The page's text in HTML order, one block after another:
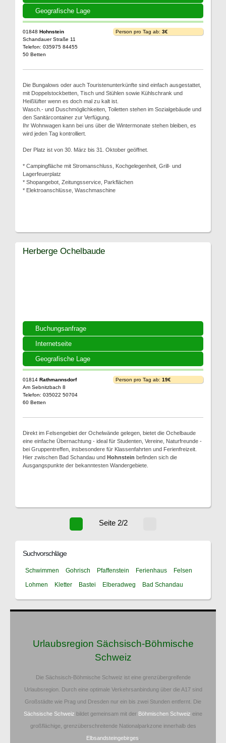
Geografische Lage
01848 Hohnstein
Schandauer Straße 11
Telefon: 035975 84455
50 Betten
Person pro Tag ab: 3€
Die Bungalows oder auch Touristenunterkünfte sind einfach ausgestattet,
mit Doppelstockbetten, Tisch und Stühlen sowie Kühlschrank und
Heißlüfter wenn es doch mal zu kalt ist.
Wasch.- und Duschmöglichkeiten, Toiletten stehen im Sozialgebäude und
den Sanitärcontainer zur Verfügung.
Ihr Wohnwagen kann bei uns über die Wintermonate stehen bleiben, es
wird jeden Tag kontrolliert.
Der Platz ist von 30. März bis 31. Oktober geöffnet.
* Campingfläche mit Stromanschluss, Kochgelegenheit, Grill- und
Lagerfeuerplatz
* Shopangebot, Zeitungsservice, Parkflächen
* Elektroanschlüsse, Waschmaschine
Buchungsanfrage
Internetseite
Geografische Lage
Herberge Ochelbaude
01814 Rathmannsdorf
Am Sebnitzbach 8
Telefon: 035022 50704
60 Betten
Person pro Tag ab: 19€
Direkt im Felsengebiet der Ochelwände gelegen, bietet die Ochelbaude
eine einfache Übernachtung - ideal für Studenten, Vereine, Naturfreunde -
bei Gruppentreffen, insbesondere für Klassenfahrten und Ferienfreizeit.
Hier zwischen Bad Schandau und Hohnstein befinden sich die
Ausgangspunkte der bekanntesten Wandergebiete.
Seite 2/2
Suchvorschläge
Schwimmen Gohrisch Pfaffenstein Ferienhaus
Felsen
Lohmen
Kletter Bastei Elberadweg Bad Schandau
Urlaubsregion Sächsisch-Böhmische
Schweiz
Die Sächsisch-Böhmische Schweiz ist eine grenzübergreifende
Urlaubsregion. Durch eine optimale Verkehrsanbindung über die A17 sind
Großstädte wie Prag und Dresden nur ein bis zwei Stunden entfernt. Die
Sächsische Schweiz bildet gemeinsam mit der Böhmischen Schweiz eine
großflächige, grenzüberschreitende Nationalparkzone innerhalb des
Elbsandsteingebirges